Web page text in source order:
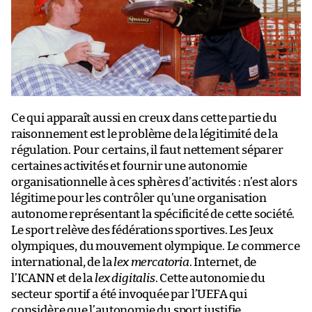
Ce qui apparaît aussi en creux dans cette partie du
raisonnement est le problème de la légitimité de la
régulation. Pour certains, il faut nettement séparer
certaines activités et fournir une autonomie
organisationnelle à ces sphères d’activités : n’est alors
légitime pour les contrôler qu’une organisation
autonome représentant la spécificité de cette société.
Le sport relève des fédérations sportives. Les Jeux
olympiques, du mouvement olympique. Le commerce
international, de la lex mercatoria. Internet, de
l’ICANN et de la lex digitalis. Cette autonomie du
secteur sportif a été invoquée par l’UEFA qui